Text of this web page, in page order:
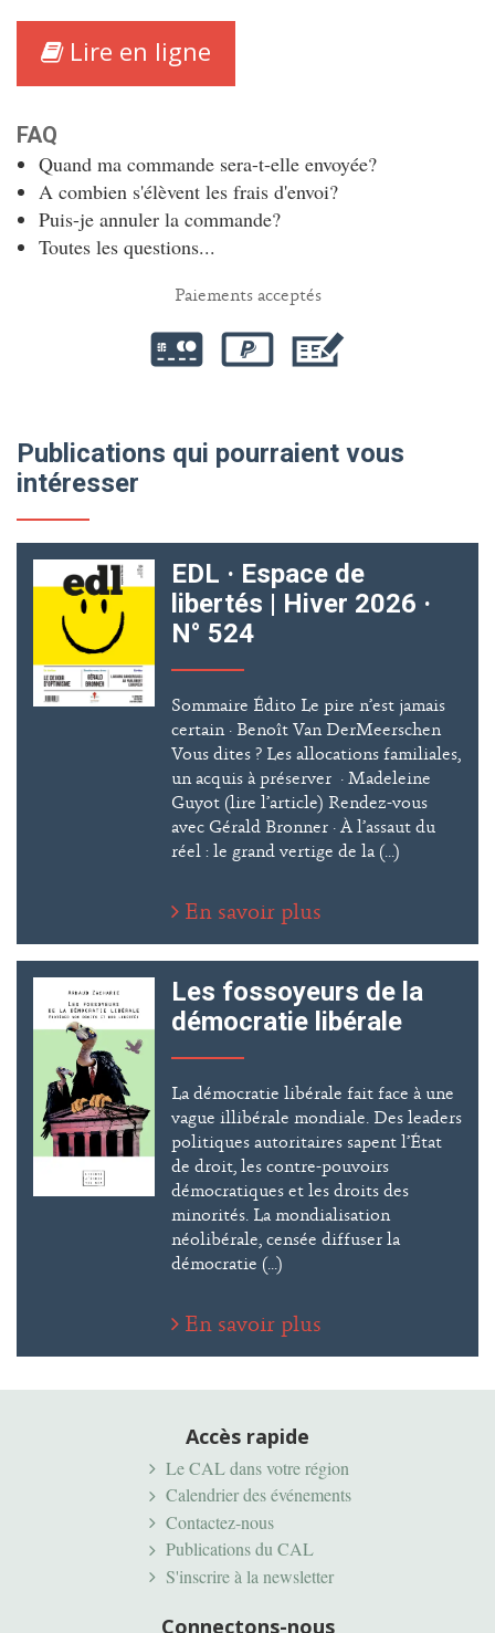
Lire en ligne
FAQ
Quand ma commande sera-t-elle envoyée?
A combien s'élèvent les frais d'envoi?
Puis-je annuler la commande?
Toutes les questions...
Paiements acceptés
Publications qui pourraient vous
intéresser
EDL · Espace de
libertés | Hiver 2026 ·
N° 524
Sommaire Édito Le pire n’est jamais
certain · Benoît Van DerMeerschen
Vous dites ? Les allocations familiales,
un acquis à préserver · Madeleine
Guyot (lire l’article) Rendez-vous
avec Gérald Bronner · À l’assaut du
réel : le grand vertige de la (...)
En savoir plus
Les fossoyeurs de la
démocratie libérale
La démocratie libérale fait face à une
vague illibérale mondiale. Des leaders
politiques autoritaires sapent l’État
de droit, les contre-pouvoirs
démocratiques et les droits des
minorités. La mondialisation
néolibérale, censée diffuser la
démocratie (...)
En savoir plus
Accès rapide
Le CAL dans votre région
Calendrier des événements
Contactez-nous
Publications du CAL
S'inscrire à la newsletter
Connectons-nous